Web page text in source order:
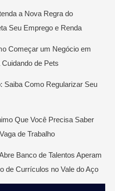
a Nova Regra do
Seu Emprego e Renda
Começar um Negócio em
de Pets
Saiba Como Regularizar Seu
Que Você Precisa Saber
de Trabalho
Banco de Talentos Aperam
de Currículos no Vale do Aço